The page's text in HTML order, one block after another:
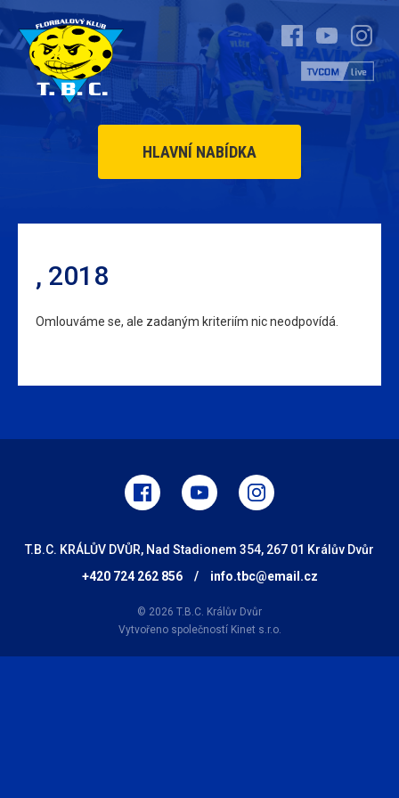
HLAVNÍ NABÍDKA
, 2018
Omlouváme se, ale zadaným kriteriím nic neodpovídá.
T.B.C. KRÁLŮV DVŮR, Nad Stadionem 354, 267 01 Králův Dvůr
+420 724 262 856
/ info.tbc@email.cz
© 2026 T.B.C. Králův Dvůr
Vytvořeno společností Kinet s.r.o.